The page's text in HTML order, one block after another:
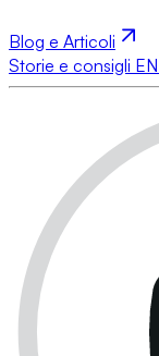
Blog e Articoli
Storie e consigli